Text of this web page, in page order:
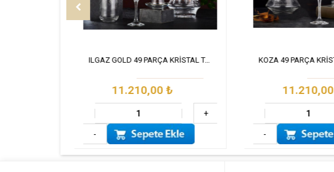
ILGAZ GOLD 49 PARÇA KRİSTAL TAKIM
11.210,00₺ 11.210,00₺